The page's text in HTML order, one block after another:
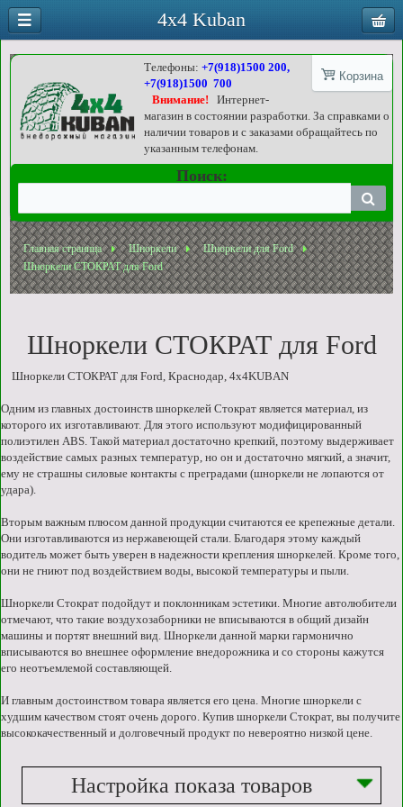
Корзина
Телефоны:+7(918)1500 200,
+7(918)1500 700
Внимание!
Интернет-
магазин в состоянии разработки. За справками о
наличии товаров и с заказами обращайтесь по
указанным телефонам.
Поиск:
Главная страница Шноркели
Шноркели для Ford
Шноркели СТОКРАТ для Ford
Шноркели СТОКРАТ для Ford
Шноркели СТОКРАТ для Ford, Краснодар, 4x4KUBAN
Одним из главных достоинств шноркелей Стократ является материал, из
которого их изготавливают. Для этого используют модифицированный
полиэтилен ABS. Такой материал достаточно крепкий, поэтому выдерживает
воздействие самых разных температур, но он и достаточно мягкий, а значит,
ему не страшны силовые контакты с преградами (шноркели не лопаются от
удара).
Вторым важным плюсом данной продукции считаются ее крепежные детали.
Они изготавливаются из нержавеющей стали. Благодаря этому каждый
водитель может быть уверен в надежности крепления шноркелей. Кроме того,
они не гниют под воздействием воды, высокой температуры и пыли.
Шноркели Стократ подойдут и поклонникам эстетики. Многие автолюбители
отмечают, что такие воздухозаборники не вписываются в общий дизайн
машины и портят внешний вид. Шноркели данной марки гармонично
вписываются во внешнее оформление внедорожника и со стороны кажутся
его неотъемлемой составляющей.
И главным достоинством товара является его цена. Многие шноркели с
худшим качеством стоят очень дорого. Купив шноркели Стократ, вы получите
высококачественный и долговечный продукт по невероятно низкой цене.
Настройка показа товаров
4x4 Kuban